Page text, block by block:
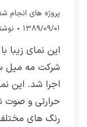
پروژه های انجام
۱۳۸۹/۰۹/۰۱
شرکت مه میل
اجرا شد. این
حرارتی و صوت
رنگ های